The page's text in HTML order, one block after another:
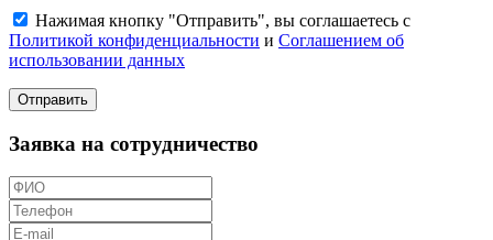
Нажимая кнопку "Отправить", вы соглашаетесь с
Политикой конфиденциальности и Соглашением об
использовании данных
Отправить
Заявка на сотрудничество